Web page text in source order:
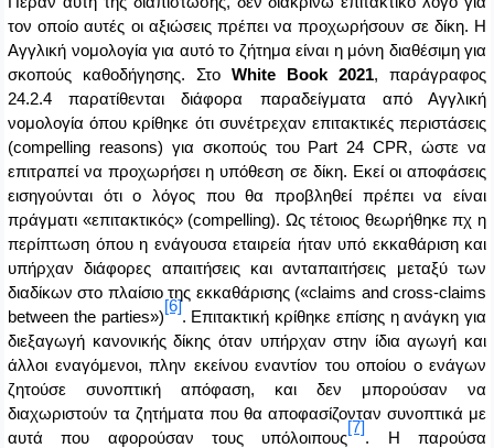
τον οποίο αυτές οι αξιώσεις πρέπει να προχωρήσουν σε δίκη. Η
Αγγλική νομολογία για αυτό το ζήτημα είναι η μόνη διαθέσιμη για
σκοπούς καθοδήγησης. Στο White Book 2021, παράγραφος
24.2.4 παρατίθενται διάφορα παραδείγματα από Αγγλική
νομολογία όπου κρίθηκε ότι συνέτρεχαν επιτακτικές περιστάσεις
(compelling reasons) για σκοπούς του Part 24CPR, ώστε να
επιτραπεί να προχωρήσει η υπόθεση σε δίκη. Εκεί οι αποφάσεις
εισηγούνται ότι ο λόγος που θα προβληθεί πρέπει να είναι
πράγματι «επιτακτικός» (compelling). Ως τέτοιος θεωρήθηκε πχ η
περίπτωση όπου η ενάγουσα εταιρεία ήταν υπό εκκαθάριση και
υπήρχαν διάφορες απαιτήσεις και ανταπαιτήσεις μεταξύ των
διαδίκων στο πλαίσιο της εκκαθάρισης («claims and cross-claims
between the parties»)
[6]
. Επιτακτική κρίθηκε επίσης η ανάγκη για
διεξαγωγή κανονικής δίκης όταν υπήρχαν στην ίδια αγωγή και
άλλοι εναγόμενοι, πλην εκείνου εναντίον του οποίου ο ενάγων
ζητούσε συνοπτική απόφαση, και δεν μπορούσαν να
διαχωριστούν τα ζητήματα που θα αποφασίζονταν συνοπτικά με
αυτά που αφορούσαν τους υπόλοιπους
[7]
. Η παρούσα